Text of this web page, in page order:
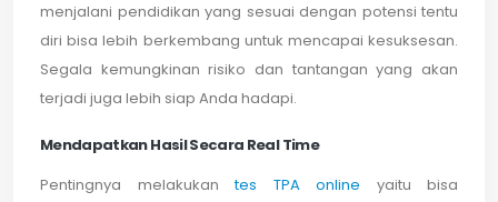
menjalani pendidikan yang sesuai dengan potensi tentu
diri bisa lebih berkembang untuk mencapai kesuksesan.
Segala kemungkinan risiko dan tantangan yang akan
terjadi juga lebih siap Anda hadapi.
Mendapatkan Hasil Secara Real Time
Pentingnya melakukantes TPA online yaitu bisa